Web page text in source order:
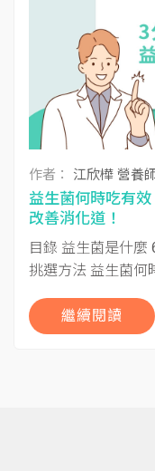
作者： 江欣樺 營養
益生菌何時吃有
改善消化道！
目錄 益生菌是什麼
挑選方法 益生菌何
繼續閱讀